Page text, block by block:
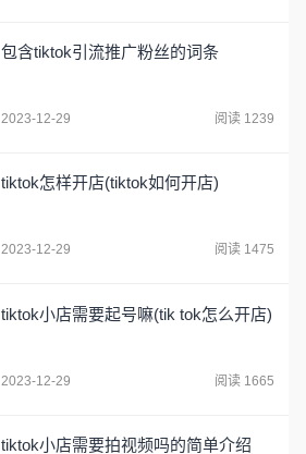
包含tiktok引流推广粉丝的词条
2023-12-29 阅读 1239
tiktok怎样开店(tiktok如何开店)
2023-12-29 阅读 1475
tiktok小店需要起号嘛(tik tok怎么开店)
2023-12-29 阅读 1665
tiktok小店需要拍视频吗的简单介绍